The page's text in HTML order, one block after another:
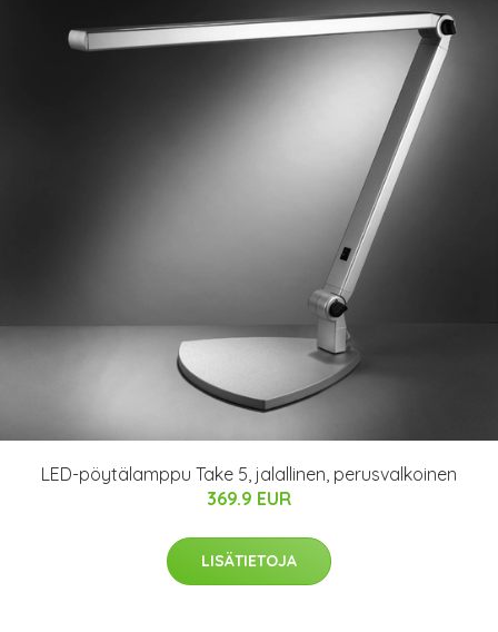
LED-pöytälamppu Take 5, jalallinen, perusvalkoinen
369.9 EUR
LISÄTIETOJA